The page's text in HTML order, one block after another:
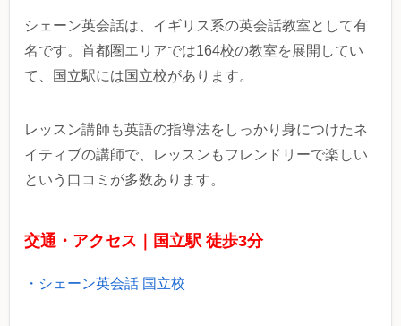
シェーン英会話は、イギリス系の英会話教室として有
名です。首都圏エリアでは164校の教室を展開してい
て、国立駅には国立校があります。
レッスン講師も英語の指導法をしっかり身につけたネ
イティブの講師で、レッスンもフレンドリーで楽しい
という口コミが多数あります。
交通・アクセス｜国立駅 徒歩3分
・シェーン英会話 国立校